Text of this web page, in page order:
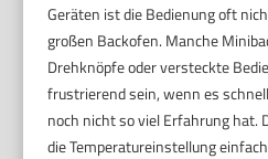
Geräten ist die Bedienung oft
großen Backofen. Manche
Drehknöpfe oder versteckte
frustrierend sein, wenn es
noch nicht so viel Erfahrung hat.
die Temperatureinstellung